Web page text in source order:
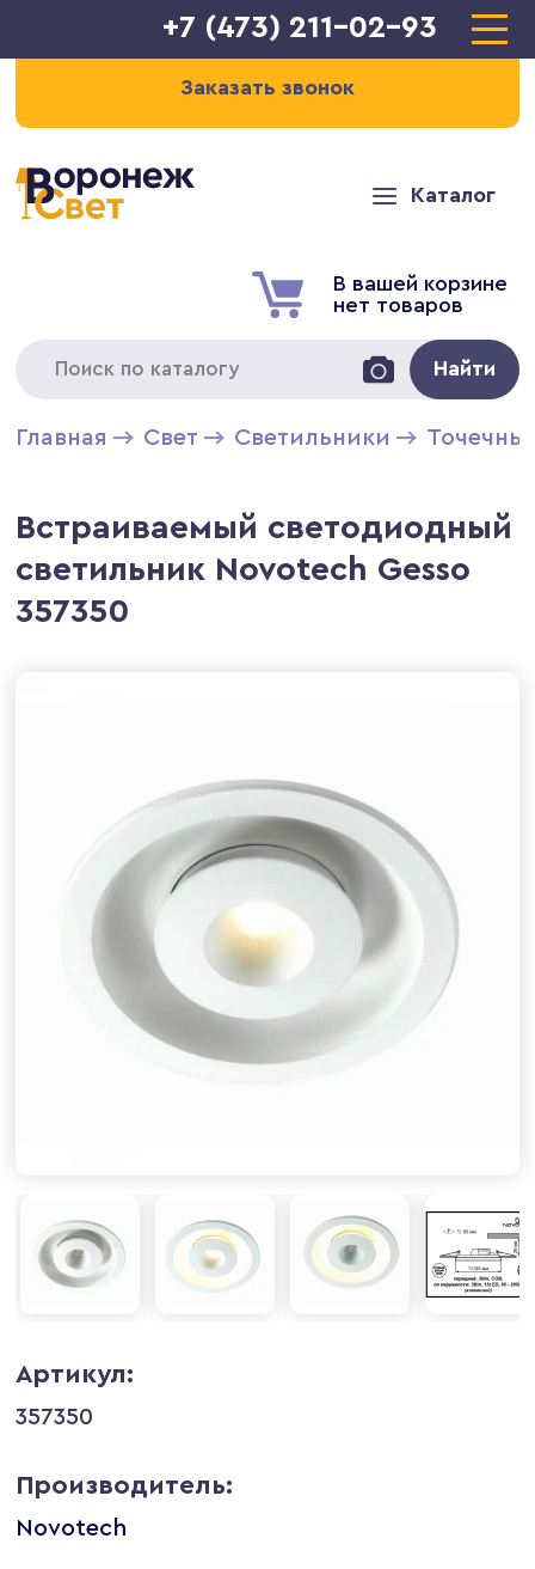
+7 (473) 211-02-93
Заказать звонок
Каталог
В вашей корзине
нет товаров
Найти
Главная Свет Светильники
Встраиваемый светодиодный
светильник Novotech Gesso
357350
Артикул:
357350
Производитель:
Novotech